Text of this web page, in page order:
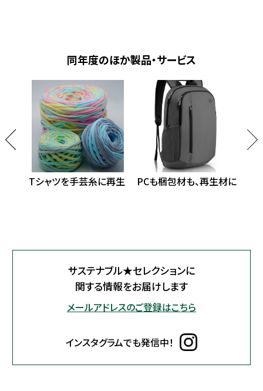
同年度のほか製品・サービス
Tシャツを手芸糸に再生 PCも梱包材も、再生材に
サステナブル★セレクションに
関する情報をお届けします
メールアドレスのご登録はこちら
インスタグラムでも発信中！